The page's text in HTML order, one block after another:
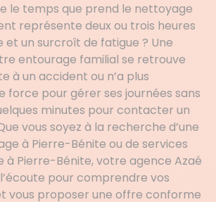
le temps que prend le nettoyage
représente deux ou trois heures
et un surcroît de fatigue ? Une
entourage familial se retrouve
à un accident ou n’a plus
force pour gérer ses journées sans
minutes pour contacter un
vous soyez à la recherche d’une
à Pierre-Bénite ou de services
à Pierre-Bénite, votre agence Azaé
l’écoute pour comprendre vos
vous proposer une offre conforme